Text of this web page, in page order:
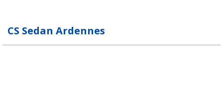
CS Sedan Ardennes